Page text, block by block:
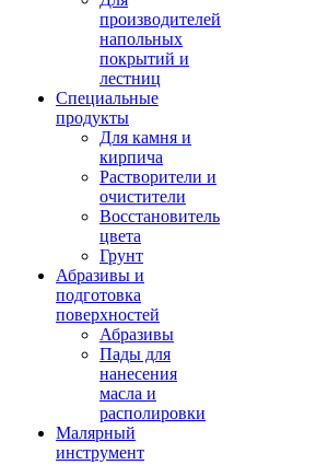
производителей
напольных
покрытий и
лестниц
Специальные
продукты
Для камня и
кирпича
Растворители и
очистители
Восстановитель
цвета
Грунт
Абразивы и
подготовка
поверхностей
Абразивы
Пады для
нанесения
масла и
располировки
Малярный
инструмент